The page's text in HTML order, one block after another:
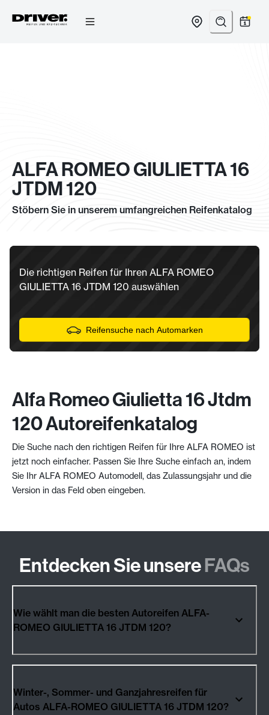
ALFA ROMEO GIULIETTA 16
JTDM 120
Stöbern Sie in unserem umfangreichen Reifenkatalog
Die richtigen Reifen für Ihren ALFA ROMEO
GIULIETTA 16 JTDM 120 auswählen
Reifensuche nach Automarken
Alfa Romeo Giulietta 16 Jtdm
120 Autoreifenkatalog
Die Suche nach den richtigen Reifen für Ihre ALFA ROMEO ist
jetzt noch einfacher. Passen Sie Ihre Suche einfach an, indem
Sie Ihr ALFA ROMEO Automodell, das Zulassungsjahr und die
Version in das Feld oben eingeben.
Entdecken Sie unsereFAQs
Wie wählt man die besten Autoreifen ALFA-
ROMEO GIULIETTA 16 JTDM 120?
Winter-, Sommer- und Ganzjahresreifen für
Autos ALFA-ROMEO GIULIETTA 16 JTDM 120?